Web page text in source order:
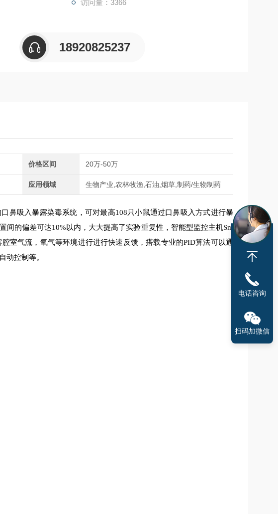
访问量：3366
18920825237
价格区间 20万-50万
应用领域 生物产业,农林牧渔,石油,烟草,制药/生物制药
鼻吸入暴露染毒系统，可对最高108只小鼠通过口鼻吸入方式进行暴
的偏差可达10%以内，大大提高了实验重复性，智能型监控主机Sm
室气流，氧气等环境进行进行快速反馈，搭载专业的PID算法可以通
动控制等。
电话咨询
扫码加微信